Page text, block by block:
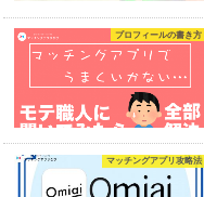
プロフィールの書き方
マッチングアプリ攻略法